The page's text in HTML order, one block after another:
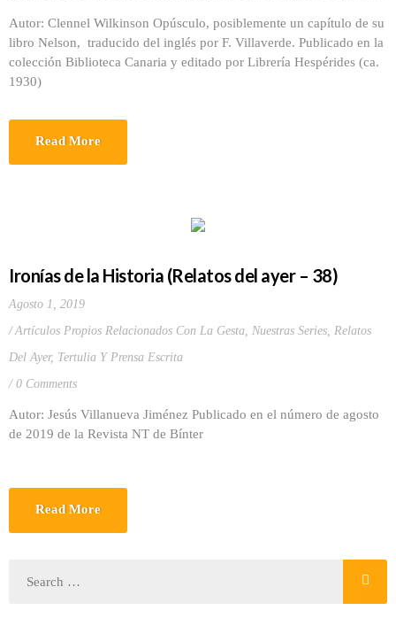
Autor: Clennel Wilkinson Opúsculo, posiblemente un capítulo de su
libro Nelson, traducido del inglés por F. Villaverde. Publicado en la
colección Biblioteca Canaria y editado por Librería Hespérides (ca.
1930)
Read More
Ironías de la Historia (Relatos del ayer – 38)
Agosto 1, 2019
Artículos Propios Relacionados Con La Gesta, Nuestras Series, Relatos
Del Ayer, Tertulia Y Prensa Escrita
0 Comments
Autor: Jesús Villanueva Jiménez Publicado en el número de agosto
de 2019 de la Revista NT de Bínter
Read More